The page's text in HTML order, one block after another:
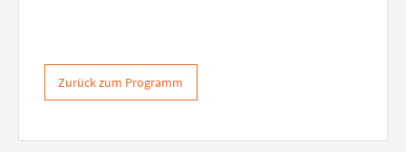
Zurück zum Programm